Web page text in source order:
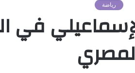
رياضة
في